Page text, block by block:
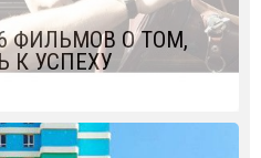
ФИЛЬМОВ О ТОМ,
К УСПЕХУ